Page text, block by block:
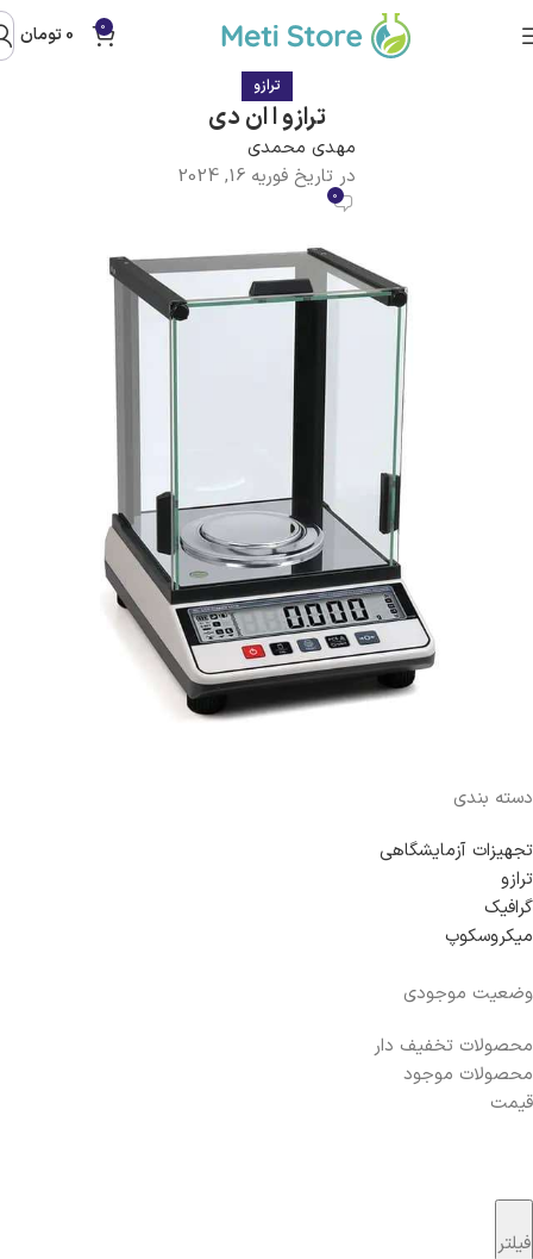
0
0تومان
ترازو
ترازو ا ان دی
مهدی محمدی
در تاریخ فوریه 16, 2024
0
دسته بندی
تجهیزات آزمایشگاهی
ترازو
گرافیک
میکروسکوپ
وضعیت موجودی
محصولات تخفیف دار
محصولات موجود
قیمت
فیلتر